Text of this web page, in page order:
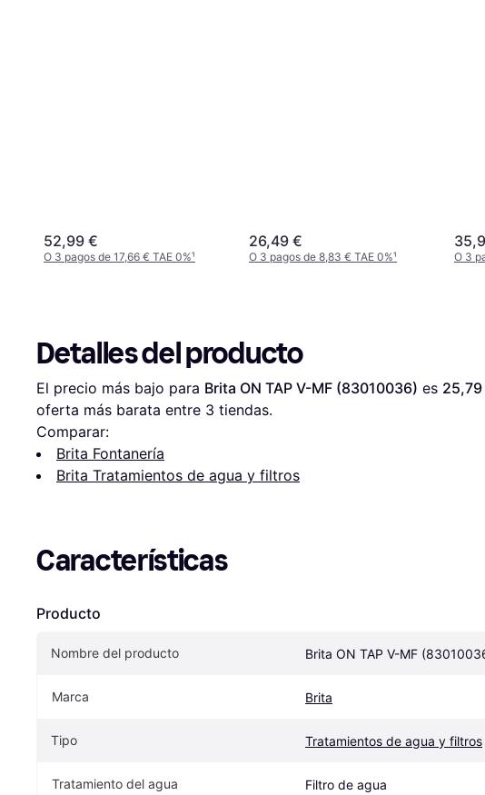
52,99 €
O 3 pagos de 17,66 € TAE 0%¹
26,49 €
O 3 pagos de 8,83 € TAE 0%¹ O 3
Detalles del producto
El precio más bajo para Brita ON TAP V-MF (83010036) es 25,79
oferta más barata entre 3 tiendas.
Comparar:
Brita Fontanería
Brita Tratamientos de agua y filtros
Características
Producto
Nombre del producto Brita ON TAP V-MF
Marca Brita
Tipo Tratamientos de agua y filtros
Tratamiento del agua Filtro de agua